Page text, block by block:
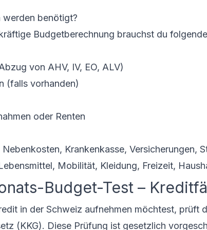
werden benötigt?
Budgetberechnung brauchst du
von AHV, IV, EO, ALV)
(falls vorhanden)
oder Renten
Krankenkasse, Versicherungen,
Mobilität, Kleidung, Freizeit,
Budget-Test –
in der Schweiz aufnehmen möchtest, prüft
(KKG). Diese Prüfung ist gesetzlich